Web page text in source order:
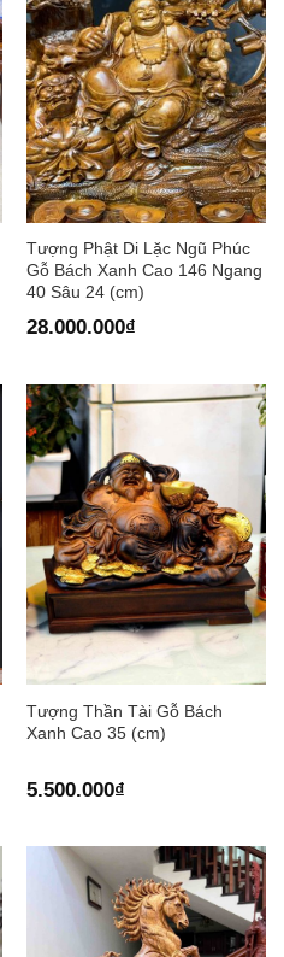
Tượng Phật Di Lặc Ngũ Phúc
Gỗ Bách Xanh Cao 146 Ngang
40 Sâu 24 (cm)
28.000.000₫
Tượng Thần Tài Gỗ Bách
Xanh Cao 35 (cm)
5.500.000₫